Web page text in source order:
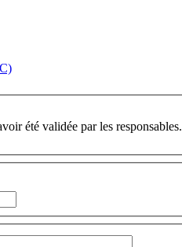
été validée par les responsables.